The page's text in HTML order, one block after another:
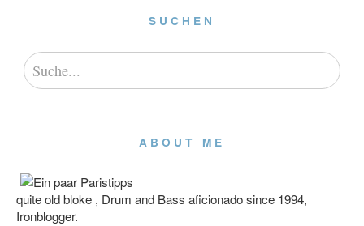
SUCHEN
ABOUT ME
quite old bloke , Drum and Bass aficionado since 1994,
Ironblogger.